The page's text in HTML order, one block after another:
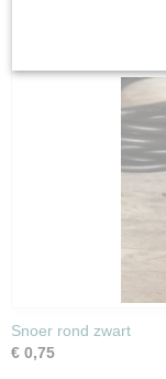
Snoer rond zwart
€ 0,75